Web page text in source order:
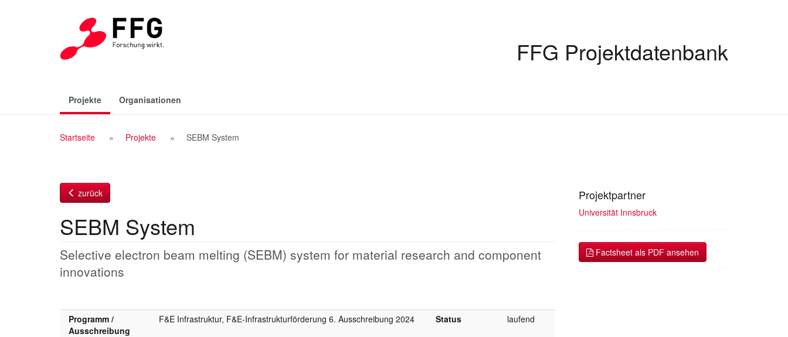
FFG Projektdatenbank
Projekte(aktiv)Organisationen
Breadcrumb
Startseite Projekte SEBM System
zurück
SEBM System
Selective electron beam melting (SEBM) system for material research and component
innovations
Programm /
Ausschreibung
F&E Infrastruktur, F&E-Infrastrukturförderung 6. Ausschreibung 2024 Status laufend
Projektpartner
Universität Innsbruck
Factsheet als PDF ansehen